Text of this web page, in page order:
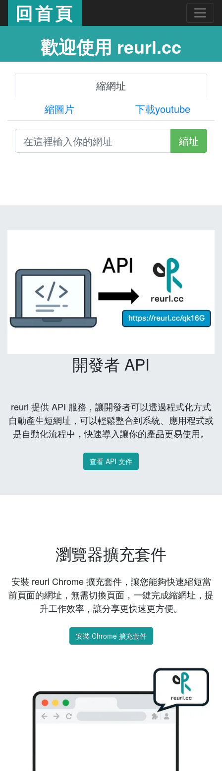
回首頁
歡迎使用 reurl.cc
縮網址
縮圖片
下載youtube
縮址
開發者 API
reurl 提供 API 服務，讓開發者可以透過程式化方式
自動產生短網址，可以輕鬆整合到系統、應用程式或
是自動化流程中，快速導入讓你的產品更易使用。
查看 API 文件
瀏覽器擴充套件
安裝 reurl Chrome 擴充套件，讓您能夠快速縮短當
前頁面的網址，無需切換頁面，一鍵完成縮網址，提
升工作效率，讓分享更快速更方便。
安裝 Chrome 擴充套件